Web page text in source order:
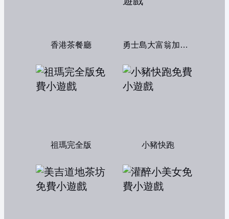
香港茶餐廳 勇士島大富翁加強版
祖瑪完全版 小豬快跑